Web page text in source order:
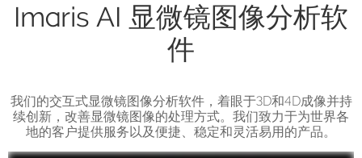
Imaris AI 显微镜图像分析软
件
我们的交互式显微镜图像分析软件，着眼于3D和4D成像并持
续创新，改善显微镜图像的处理方式。我们致力于为世界各
地的客户提供服务以及便捷、稳定和灵活易用的产品。